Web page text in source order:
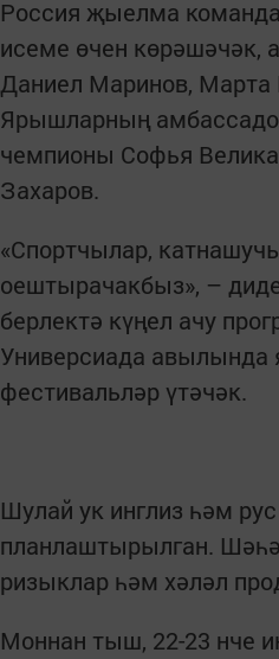
Россия җыелма
исеме өчен көрәшәчәк,
Даниел Маринов, Марта
Ярышларның
чемпионы Софья
Захаров.
«Спортчылар,
оештырачакбыз», –
берлектә күңел ачу
Универсиада авылында
фестивальләр үтәчәк.
Шулай ук инглиз һәм
планлаштырылган.
ризыклар һәм хәләл
Моннан тыш, 22-23 нче